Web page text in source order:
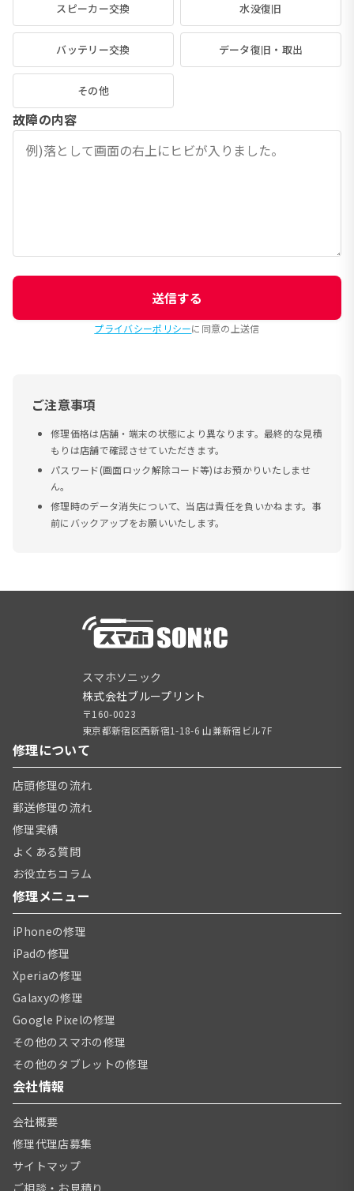
スピーカー交換 水没復旧
バッテリー交換 データ復旧・取出
その他
故障の内容
送信する
プライバシーポリシーに同意の上送信
ご注意事項
修理価格は店舗・端末の状態により異なります。最終的な見積
もりは店舗で確認させていただきます。
パスワード(画面ロック解除コード等)はお預かりいたしませ
ん。
修理時のデータ消失について、当店は責任を負いかねます。事
前にバックアップをお願いいたします。
スマホソニック
株式会社ブループリント
〒160-0023
東京都新宿区西新宿1-18-6 山兼新宿ビル7F
修理について
店頭修理の流れ
郵送修理の流れ
修理実績
よくある質問
お役立ちコラム
修理メニュー
iPhoneの修理
iPadの修理
Xperiaの修理
Galaxyの修理
Google Pixelの修理
その他のスマホの修理
その他のタブレットの修理
会社情報
会社概要
修理代理店募集
サイトマップ